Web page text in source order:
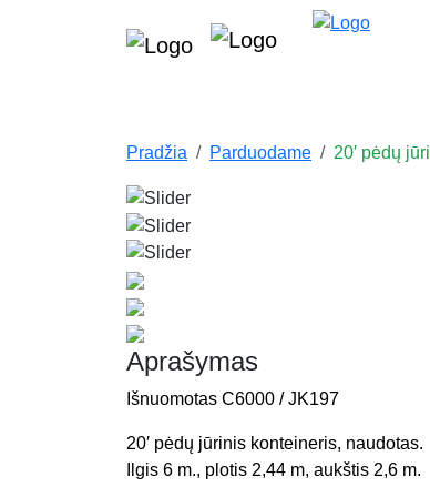
Pradžia Parduodame 20′ pėdų
Aprašymas
Išnuomotas C6000 / JK197
20′ pėdų jūrinis konteineris, naudotas.
Ilgis 6 m., plotis 2,44 m, aukštis 2,6 m.